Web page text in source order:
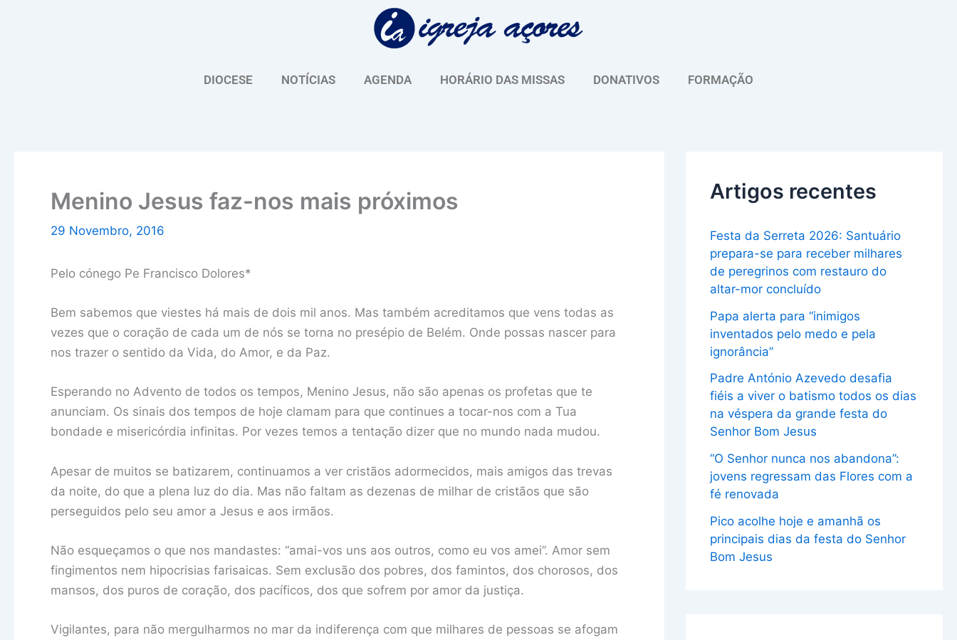
DIOCESE NOTÍCIAS AGENDA HORÁRIO DAS MISSAS DONATIVOS FORMAÇÃO
Menino Jesus faz-nos mais próximos
29 Novembro, 2016
Pelo cónego Pe Francisco Dolores*
Bem sabemos que viestes há mais de dois mil anos. Mas também acreditamos que vens todas as
vezes que o coração de cada um de nós se torna no presépio de Belém. Onde possas nascer para
nos trazer o sentido da Vida, do Amor, e da Paz.
Esperando no Advento de todos os tempos, Menino Jesus, não são apenas os profetas que te
anunciam. Os sinais dos tempos de hoje clamam para que continues a tocar-nos com a Tua
bondade e misericórdia infinitas. Por vezes temos a tentação dizer que no mundo nada mudou.
Apesar de muitos se batizarem, continuamos a ver cristãos adormecidos, mais amigos das trevas
da noite, do que a plena luz do dia. Mas não faltam as dezenas de milhar de cristãos que são
perseguidos pelo seu amor a Jesus e aos irmãos.
Não esqueçamos o que nos mandastes: “amai-vos uns aos outros, como eu vos amei”. Amor sem
fingimentos nem hipocrisias farisaicas. Sem exclusão dos pobres, dos famintos, dos chorosos, dos
mansos, dos puros de coração, dos pacíficos, dos que sofrem por amor da justiça.
Vigilantes, para não mergulharmos no mar da indiferença com que milhares de pessoas se afogam
Artigos recentes
Festa da Serreta 2026: Santuário
prepara-se para receber milhares
de peregrinos com restauro do
altar-mor concluído
Papa alerta para “inimigos
inventados pelo medo e pela
ignorância”
Padre António Azevedo desafia
fiéis a viver o batismo todos os dias
na véspera da grande festa do
Senhor Bom Jesus
“O Senhor nunca nos abandona”:
jovens regressam das Flores com a
fé renovada
Pico acolhe hoje e amanhã os
principais dias da festa do Senhor
Bom Jesus
u